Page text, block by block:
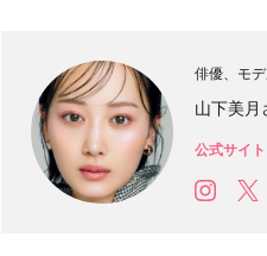
俳優、モ
山下美月
公式サイト